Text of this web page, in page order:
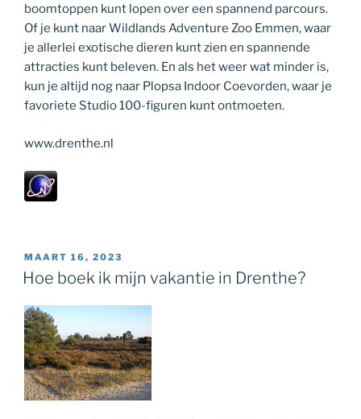
boomtoppen kunt lopen over een spannend parcours.
Of je kunt naar Wildlands Adventure Zoo Emmen, waar
je allerlei exotische dieren kunt zien en spannende
attracties kunt beleven. En als het weer wat minder is,
kun je altijd nog naar Plopsa Indoor Coevorden, waar je
favoriete Studio 100-figuren kunt ontmoeten.
www.drenthe.nl
GEPLAATST
OP
MAART 16, 2023
Hoe boek ik mijn vakantie in Drenthe?